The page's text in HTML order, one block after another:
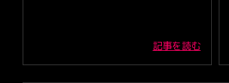
記事を読む